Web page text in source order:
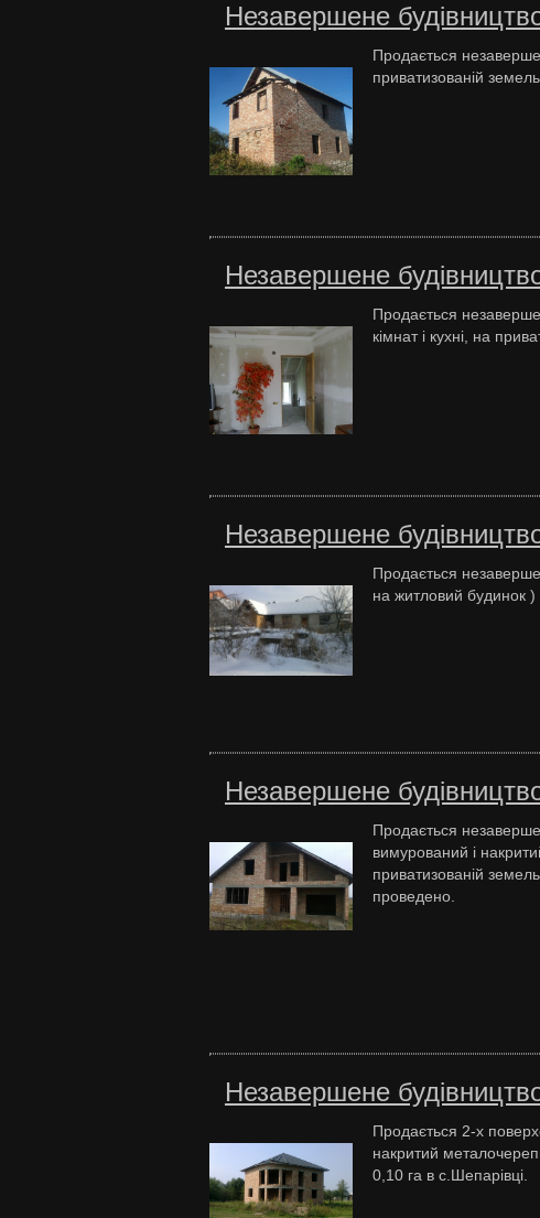
Незавершене
Продається
приватизованій
Незавершене
Продається
кімнат і кухні, на
Незавершене
Продається
на житловий будинок )
Незавершене
Продається
вимурований і
приватизованій
проведено.
Незавершене
Продається 2-х
накритий
0,10 га в с.Шепарівці.